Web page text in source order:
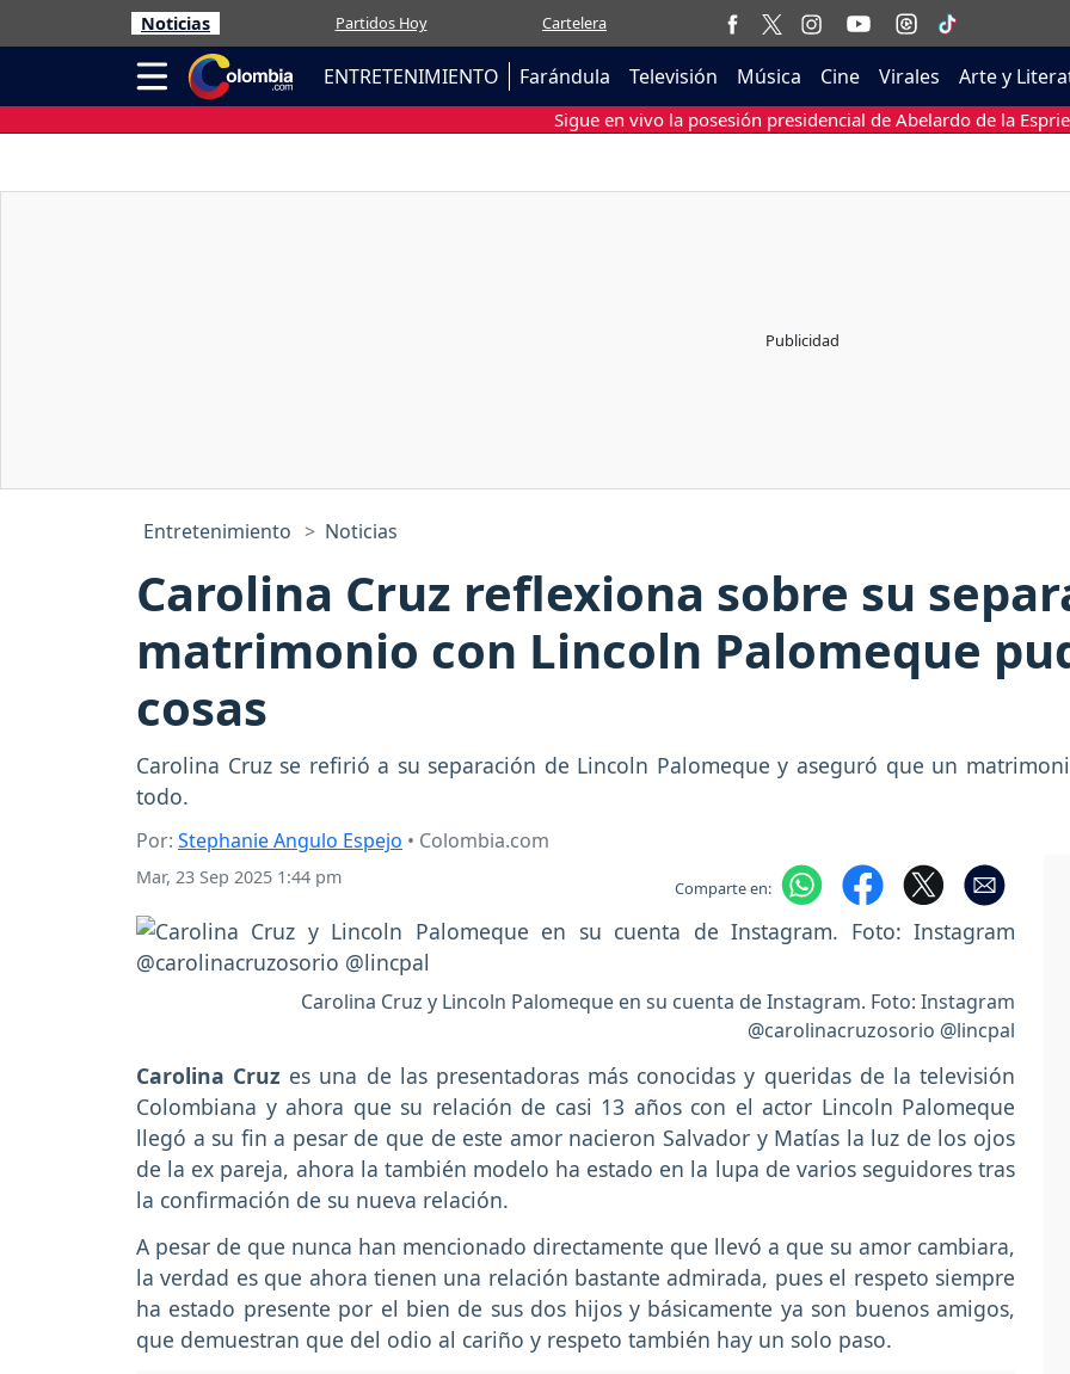
Noticias Partidos Hoy Cartelera
ENTRETENIMIENTO Farándula Televisión Música Cine Virales Arte y
Sigue en vivo la posesión presidencial de Abelardo de la
Entretenimiento Noticias
Carolina Cruz reflexiona sobre su
matrimonio con Lincoln Palomeque
cosas
Carolina Cruz se refirió a su separación de Lincoln Palomeque y aseguró que un
todo.
Por: Stephanie Angulo Espejo • Colombia.com
Mar, 23 Sep 2025 1:44 pm Comparte en:
Carolina Cruz y Lincoln Palomeque en su cuenta de Instagram. Foto: Instagram
@carolinacruzosorio @lincpal
Carolina Cruz es una de las presentadoras más conocidas y queridas de la televisión
Colombiana y ahora que su relación de casi 13 años con el actor Lincoln Palomeque
llegó a su fin a pesar de que de este amor nacieron Salvador y Matías la luz de los ojos
de la ex pareja, ahora la también modelo ha estado en la lupa de varios seguidores tras
la confirmación de su nueva relación.
A pesar de que nunca han mencionado directamente que llevó a que su amor cambiara,
la verdad es que ahora tienen una relación bastante admirada, pues el respeto siempre
ha estado presente por el bien de sus dos hijos y básicamente ya son buenos amigos,
que demuestran que del odio al cariño y respeto también hay un solo paso.